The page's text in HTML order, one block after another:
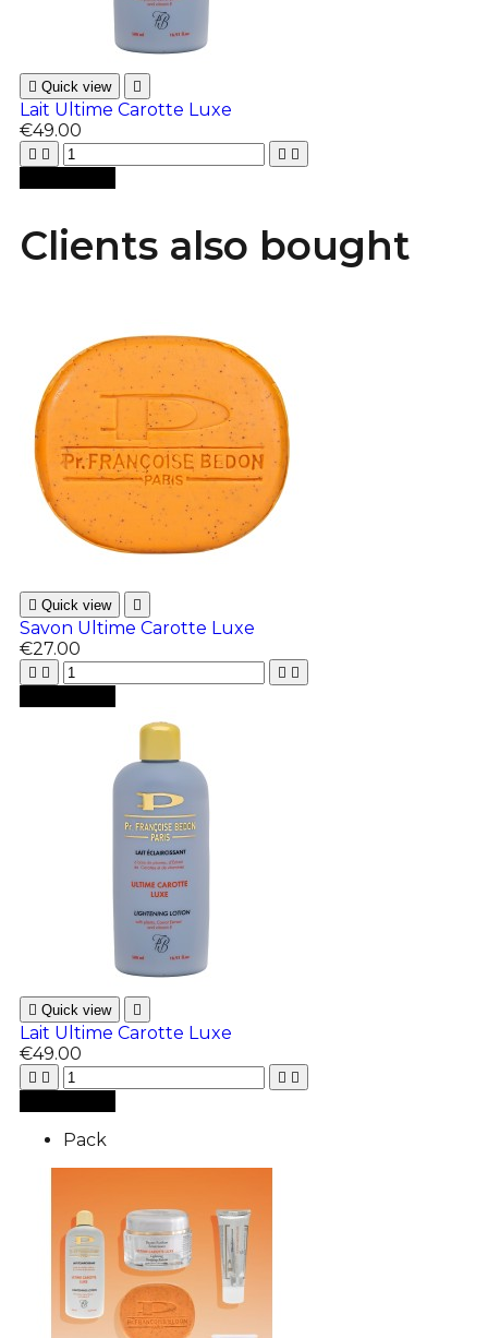
 Quick view 
Lait Ultime Carotte Luxe
€49.00
   
Clients also bought
 Quick view 
Savon Ultime Carotte Luxe
€27.00
   
 Quick view 
Lait Ultime Carotte Luxe
€49.00
   
Pack